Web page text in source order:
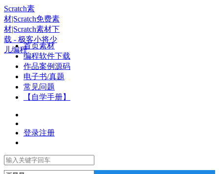
Scratch素
材|Scratch免费素
材|Scratch素材下
载 - 极客小将少
儿编程首页素材
编程软件下载
作品案例源码
电子书/真题
常见问题
【自学手册】
登录注册